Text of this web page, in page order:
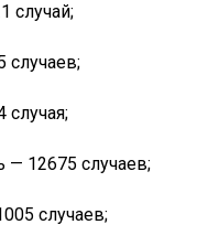
случай;
случаев;
случая;
— 12675 случаев;
случаев;